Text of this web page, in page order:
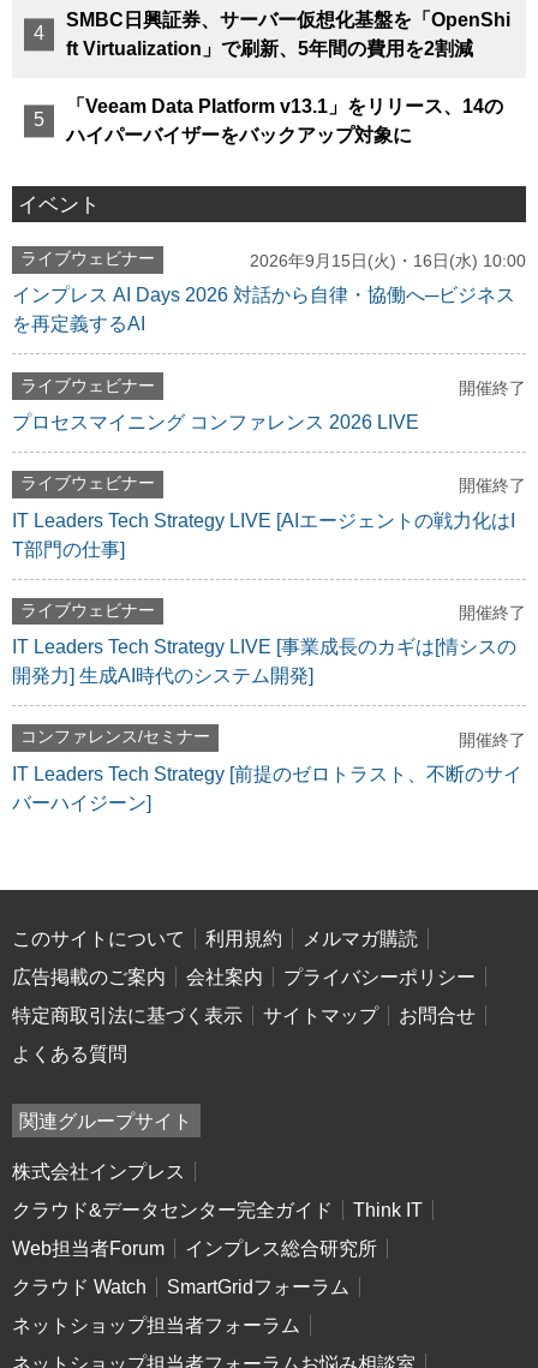
SMBC日興証券、サーバー仮想化基盤を「OpenShi
ft Virtualization」で刷新、5年間の費用を2割減
「Veeam Data Platform v13.1」をリリース、14の
ハイパーバイザーをバックアップ対象に
イベント
ライブウェビナー 2026年9月15日(火)・16日(水) 10:00
インプレス AI Days 2026 対話から自律・協働へ─ビジネス
を再定義するAI
ライブウェビナー 開催終了
プロセスマイニング コンファレンス 2026 LIVE
ライブウェビナー 開催終了
IT Leaders Tech Strategy LIVE [AIエージェントの戦力化はI
T部門の仕事]
ライブウェビナー 開催終了
IT Leaders Tech Strategy LIVE [事業成長のカギは[情シスの
開発力] 生成AI時代のシステム開発]
コンファレンス/セミナー 開催終了
IT Leaders Tech Strategy [前提のゼロトラスト、不断のサイ
バーハイジーン]
このサイトについて 利用規約
メルマガ購読
広告掲載のご案内
会社案内
プライバシーポリシー
特定商取引法に基づく表示
サイトマップ
お問合せ
よくある質問
関連グループサイト
株式会社インプレス
クラウド&データセンター完全ガイド
Think IT
Web担当者Forum
インプレス総合研究所
クラウド Watch
SmartGridフォーラム
ネットショップ担当者フォーラム